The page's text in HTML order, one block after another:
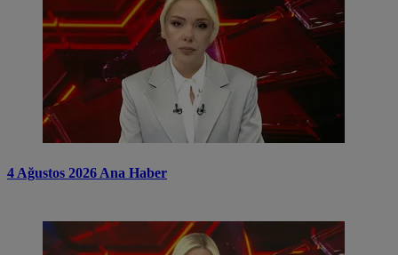
4 Ağustos 2026 Ana Haber